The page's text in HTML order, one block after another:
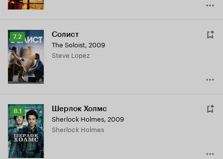
Рейтинг
Кинопоиска
7.2
7.2 Солист
The Soloist, 2009
Steve Lopez
Рейтинг
Кинопоиска
8.1
8.1 Шерлок Холмс
Sherlock Holmes, 2009
Sherlock Holmes